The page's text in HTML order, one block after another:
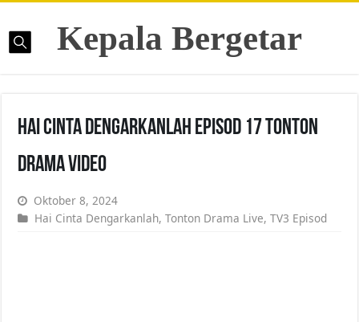
Kepala Bergetar
Hai Cinta Dengarkanlah Episod 17 Tonton
Drama Video
Oktober 8, 2024
Hai Cinta Dengarkanlah,Tonton Drama Live,TV3 Episod